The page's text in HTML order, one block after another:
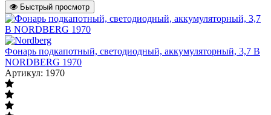
Быстрый просмотр
Фонарь подкапотный, светодиодный, аккумуляторный, 3,7 В
NORDBERG 1970
Артикул: 1970